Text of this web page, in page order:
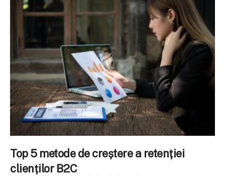
Top 5 metode de creștere a retenției
clienților B2C